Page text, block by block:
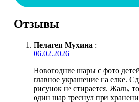
Отзывы
Пелагея Мухина :
06.02.2026
Новогодние шары с фото
главное украшение на елке.
рисунок не стирается. Жаль,
один шар треснул при